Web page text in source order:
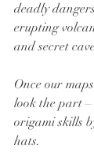
deadly
erupting
and secret
Once our
look the part
origami skills
hats.